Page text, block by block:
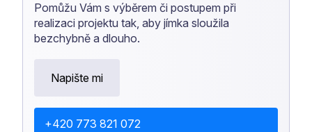
Pomůžu Vám s výběrem či postupem při
realizaci projektu tak, aby jímka sloužila
bezchybně a dlouho.
+420 773 821 072
Napište mi